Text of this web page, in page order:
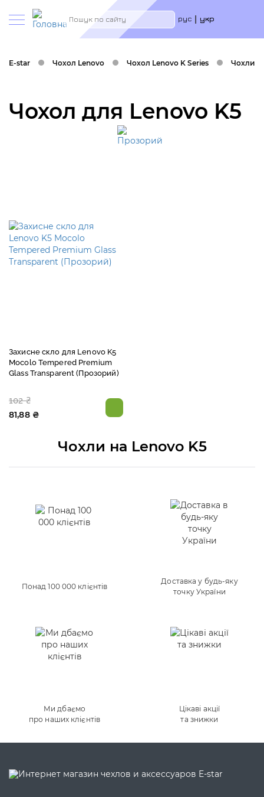
Пошук рус укр
E-star Чохол Lenovo Чохол Lenovo K Series Чохли
Чохол для Lenovo K5
Захисне скло для Lenovo K5
Mocolo Tempered Premium
Glass Transparent (Прозорий)
102 ₴
81,88 ₴
Чохли на Lenovo K5
Понад 100 000 клієнтів
Доставка у будь-яку
точку України
Ми дбаємо
про наших клієнтів
Цікаві акції
та знижки